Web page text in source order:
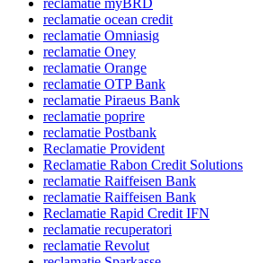
reclamatie ocean credit
reclamatie Omniasig
reclamatie Oney
reclamatie Orange
reclamatie OTP Bank
reclamatie Piraeus Bank
reclamatie poprire
reclamatie Postbank
Reclamatie Provident
Reclamatie Rabon Credit Solutions
reclamatie Raiffeisen Bank
reclamatie Raiffeisen Bank
Reclamatie Rapid Credit IFN
reclamatie recuperatori
reclamatie Revolut